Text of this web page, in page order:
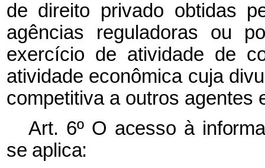
de direito privado obtidas
agências reguladoras ou
exercício de atividade de
atividade econômica cuja
competitiva a outros agentes
Art. 6º O acesso à
se aplica: